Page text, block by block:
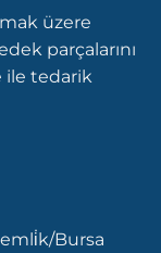
üzere
parçalarını
ile tedarik
Bursa